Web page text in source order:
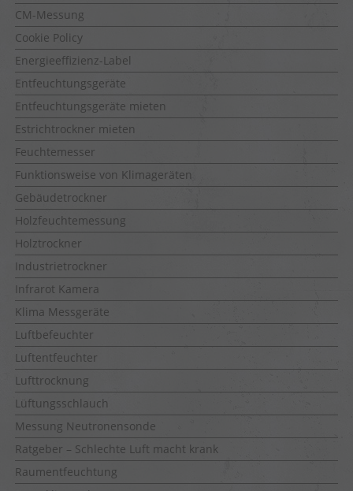
CM-Messung
Cookie Policy
Energieeffizienz-Label
Entfeuchtungsgeräte
Entfeuchtungsgeräte mieten
Estrichtrockner mieten
Feuchtemesser
Funktionsweise von Klimageräten
Gebäudetrockner
Holzfeuchtemessung
Holztrockner
Industrietrockner
Infrarot Kamera
Klima Messgeräte
Luftbefeuchter
Luftentfeuchter
Lufttrocknung
Lüftungsschlauch
Messung Neutronensonde
Ratgeber – Schlechte Luft macht krank
Raumentfeuchtung